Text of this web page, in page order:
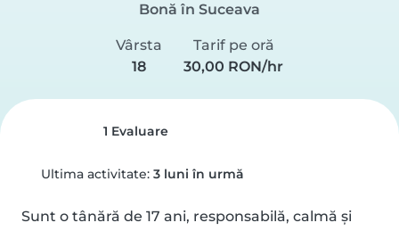
Bonă în Suceava
Vârsta
18
Tarif pe oră
30,00 RON/hr
1 Evaluare
Ultima activitate: 3 luni în urmă
Sunt o tânără de 17 ani, responsabilă, calmă și